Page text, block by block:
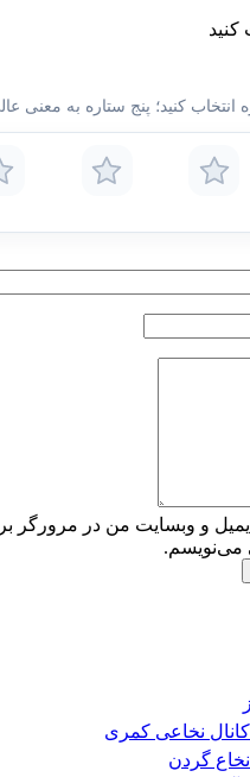
کنید
انتخاب کنید؛ پنج ستاره به معنی
و وبسایت من در مرورگر
می‌نویسم.
نخاعی کمری
گردن